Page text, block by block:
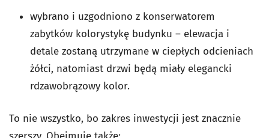
wybrano i uzgodniono z konserwatorem
zabytków kolorystykę budynku – elewacja i
detale zostaną utrzymane w ciepłych odcieniach
żółci, natomiast drzwi będą miały elegancki
rdzawobrązowy kolor.
To nie wszystko, bo zakres inwestycji jest znacznie